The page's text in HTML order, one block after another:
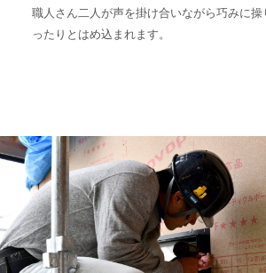
職人さん二人が声を掛け合いながら巧みに
ったりとはめ込まれます。